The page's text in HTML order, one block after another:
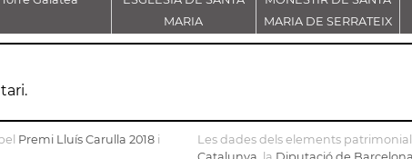
MARIA
MARIA DE SERRATEIX
Premi Lluís Carulla 2018 i
Les dades dels elements